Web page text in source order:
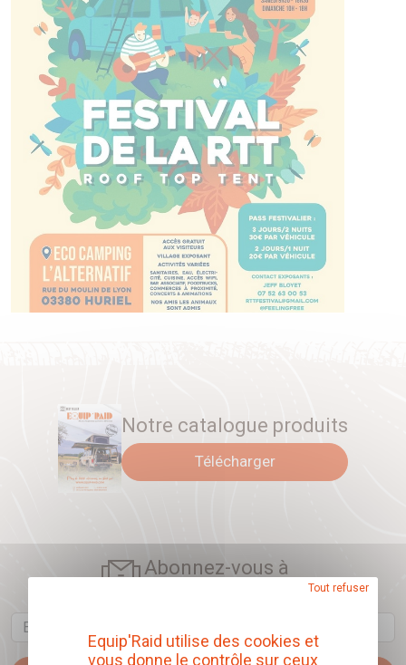
Notre catalogue produits
Télécharger
Abonnez-vous à
Email
Equip'Raid utilise des cookies et
vous donne le contrôle sur ceux
Tout refuser